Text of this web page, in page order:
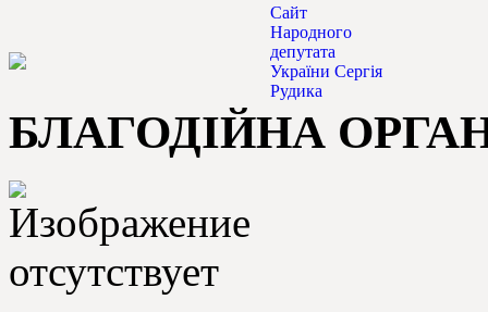
БЛАГОДІЙНА
Сайт
Народного
депутата
України Сергія
Рудика